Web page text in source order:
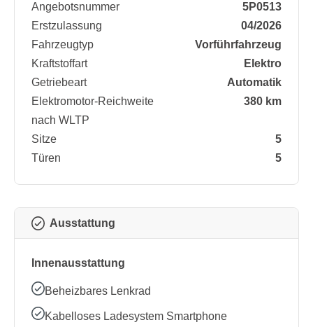
Angebotsnummer
5P0513
Erstzulassung
04/2026
Fahrzeugtyp
Vorführfahrzeug
Kraftstoffart
Elektro
Getriebeart
Automatik
Elektromotor-Reichweite
nach WLTP
380 km
Sitze
5
Türen
5
Ausstattung
Innenausstattung
Beheizbares Lenkrad
Kabelloses Ladesystem Smartphone